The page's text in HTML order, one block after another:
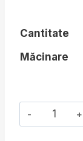
Cantitate
Măcinare
Cantitate
Blend